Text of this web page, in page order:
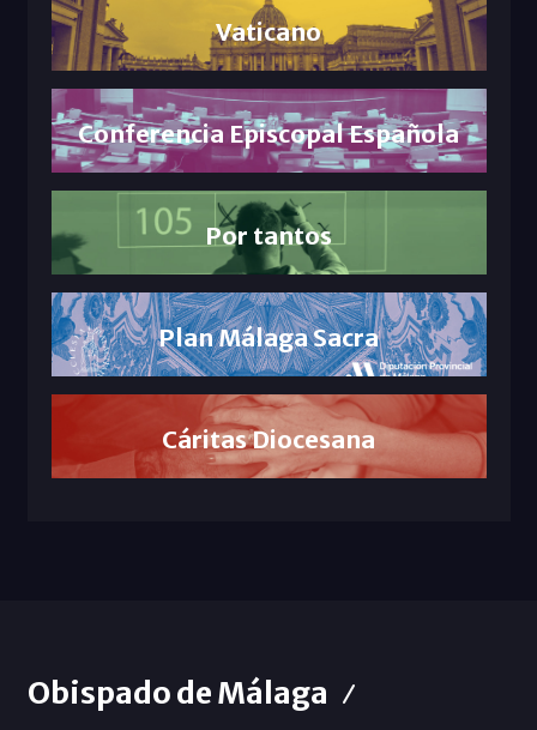
Vaticano
Conferencia Episcopal Española
Por tantos
Plan Málaga Sacra
Cáritas Diocesana
Obispado de Málaga